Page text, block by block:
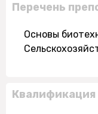
Перечень
Основы
Квалификация